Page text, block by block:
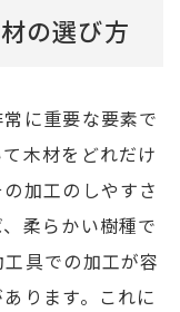
の選び方
に重要な要素で
木材をどれだけ
加工のしやすさ
柔らかい樹種で
具での加工が容
ります。これに